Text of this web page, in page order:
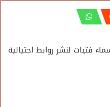
فتيات لنشر روابط احتيالية